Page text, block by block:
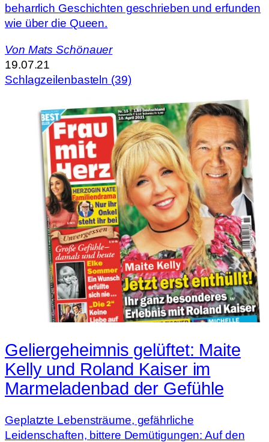
beharrlich Geschichten geschrieben und erfunden
wie über die Queen.
Von Mats Schönauer
19.07.21
Schlagzeilenbasteln (39)
Geliergeheimnis gelüftet: Maite
Kelly und Roland Kaiser im
Marmeladenbad der Gefühle
Geplatzte Lebensträume, gefährliche
Leidenschaften, bittere Demütigungen: Auf den